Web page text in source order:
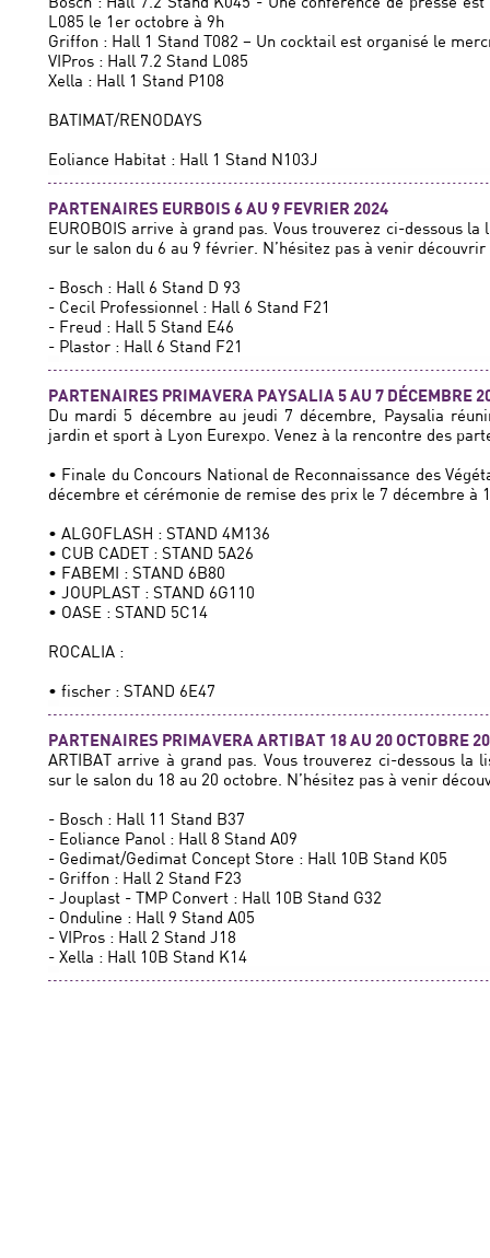
L085 le 1er octobre à 9h
Griffon : Hall 1 Stand T082 – Un cocktail est organisé le
VIPros : Hall 7.2 Stand L085
Xella : Hall 1 Stand P108
BATIMAT/RENODAYS
Eoliance Habitat : Hall 1 Stand N103J
PARTENAIRES EURBOIS 6 AU 9 FEVRIER 2024
EUROBOIS arrive à grand pas. Vous trouverez ci-dessous
sur le salon du 6 au 9 février. N’hésitez pas à venir
- Bosch : Hall 6 Stand D 93
- Cecil Professionnel : Hall 6 Stand F21
- Freud : Hall 5 Stand E46
- Plastor : Hall 6 Stand F21
PARTENAIRES PRIMAVERA PAYSALIA 5 AU 7 DÉCEMBRE
Du mardi 5 décembre au jeudi 7 décembre, Paysalia
jardin et sport à Lyon Eurexpo. Venez à la rencontre des
• Finale du Concours National de Reconnaissance des
décembre et cérémonie de remise des prix le 7 décembre à
• ALGOFLASH : STAND 4M136
• CUB CADET : STAND 5A26
• FABEMI : STAND 6B80
• JOUPLAST : STAND 6G110
• OASE : STAND 5C14
ROCALIA :
• fischer : STAND 6E47
PARTENAIRES PRIMAVERA ARTIBAT 18 AU 20 OCTOBRE
ARTIBAT arrive à grand pas. Vous trouverez ci-dessous la
sur le salon du 18 au 20 octobre. N’hésitez pas à venir
- Bosch : Hall 11 Stand B37
- Eoliance Panol : Hall 8 Stand A09
- Gedimat/Gedimat Concept Store : Hall 10B Stand K05
- Griffon : Hall 2 Stand F23
- Jouplast - TMP Convert : Hall 10B Stand G32
- Onduline : Hall 9 Stand A05
- VIPros : Hall 2 Stand J18
- Xella : Hall 10B Stand K14